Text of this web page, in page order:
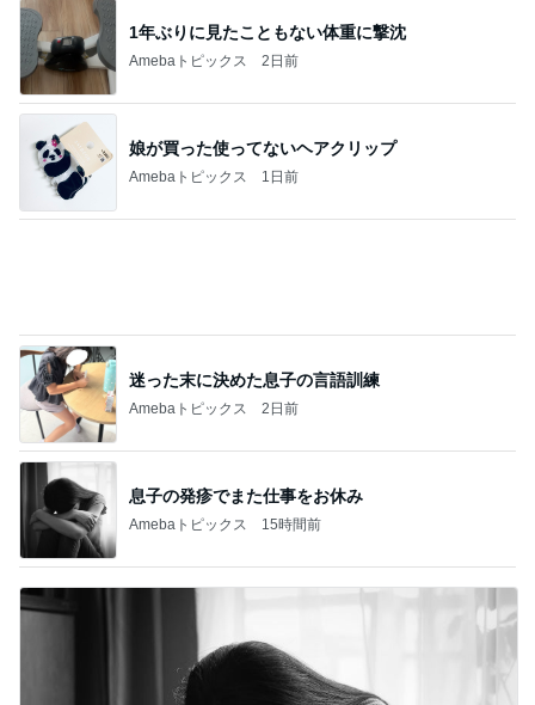
1年ぶりに見たこともない体重に撃沈
Amebaトピックス 2日前
娘が買った使ってないヘアクリップ
Amebaトピックス 1日前
迷った末に決めた息子の言語訓練
Amebaトピックス 2日前
息子の発疹でまた仕事をお休み
Amebaトピックス 15時間前